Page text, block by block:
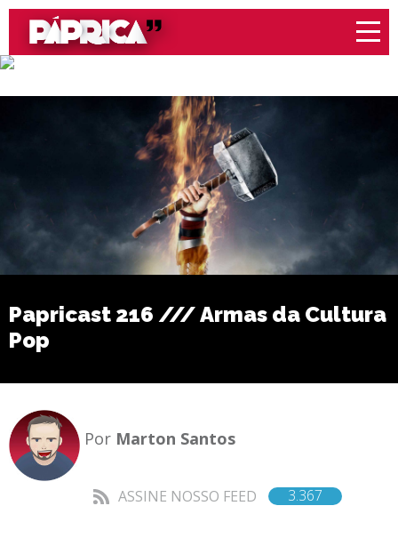
Papricast 216 /// Armas da Cultura
Pop
Por Marton Santos
ASSINE NOSSO FEED 3.367